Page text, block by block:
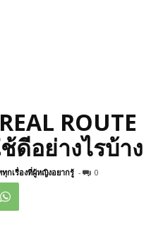
ROUTE
ดีอย่างไรบ้าง
กเรื่องที่ผู้หญิงอยากรู้ - 0